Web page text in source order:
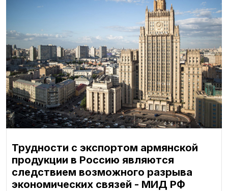
Трудности с экспортом армянской
продукции в Россию являются
следствием возможного разрыва
экономических связей - МИД РФ